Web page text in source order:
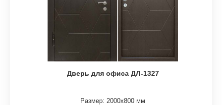
Дверь для офиса ДЛ-1327
Размер: 2000х800 мм